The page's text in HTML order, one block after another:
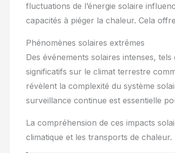
fluctuations de l’énergie solaire
capacités à piéger la chaleur. Cela
Phénomènes solaires extrêmes
Des événements solaires intenses,
significatifs sur le climat terrestre
révèlent la complexité du système
surveillance continue est essentielle
La compréhension de ces impacts
climatique et les transports de chaleur.